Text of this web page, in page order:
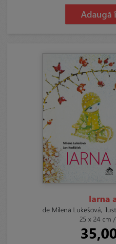
Adaugă
Iarna
de Milena Lukešová,
25 x 24 cm